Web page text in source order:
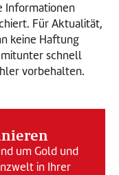
Informationen
Für Aktualität,
keine Haftung
mitunter schnell
vorbehalten.
um Gold und
in Ihrer